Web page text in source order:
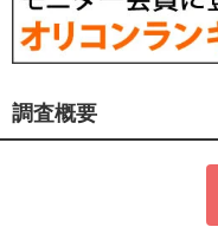
調査概要